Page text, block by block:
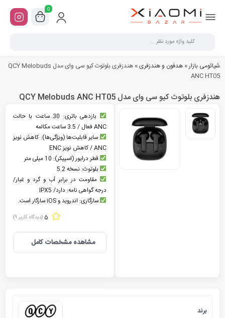
0
شیائومی بازار» هدفون و هندزفری»
هندزفری بلوتوث کیو سی وای مدل QCY Melobuds
ANC HT05
هندزفری بلوتوث کیو سی وای مدل QCY Melobuds ANC HT05
بازدهی باتری: 30 ساعت با حالت
ANC فعال / 3.5 ساعت مکالمه
سایر قابلیت‌ها (ویژگی‌ها): کاهش نویز
ANC / کاهش نویز ENC
قطر درایور (اسپیکر): 10 میلی متر
بلوتوث: نسخه 5.2
مقاومت در برابر آب و گرد و غبار/
درجه گواهی‌ نامه: دارد/ IPX5
سازگاری: اندروید و iOS سازگار است.
5 (دیدگاه کاربر9
)
مشاهده مشخصات کامل
برند